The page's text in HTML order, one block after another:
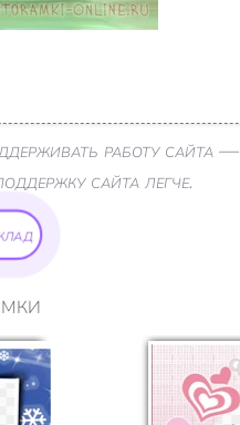
работу сайта —
сайта легче.